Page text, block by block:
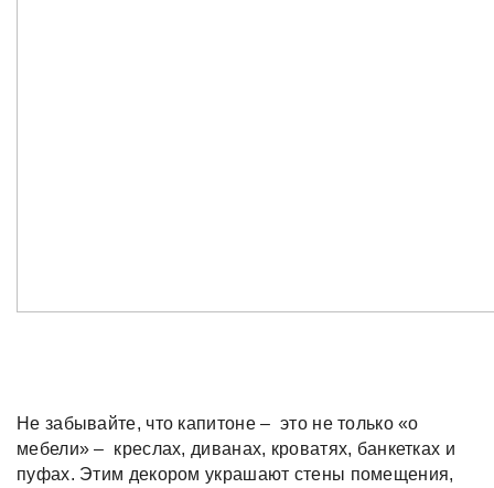
Не забывайте, что капитоне – это не только «о
мебели» – креслах, диванах, кроватях, банкетках и
пуфах. Этим декором украшают стены помещения,